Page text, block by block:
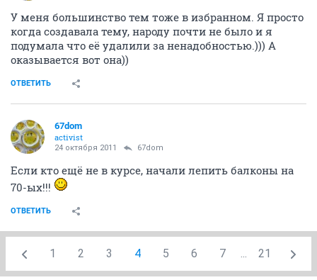
У меня большинство тем тоже в избранном. Я просто
когда создавала тему, народу почти не было и я
подумала что её удалили за ненадобностью.))) А
оказывается вот она))
ОТВЕТИТЬ
67dom
activist
24 октября 2011 67dom
Если кто ещё не в курсе, начали лепить балконы на
70-ых!!!
ОТВЕТИТЬ
1 2 3 4 5 6 7 ... 21